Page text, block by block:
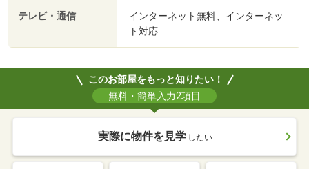
テレビ・通信
インターネット無料、インターネッ
ト対応
このお部屋をもっと知りたい！
無料・簡単入力2項目
実際に物件を見学 したい